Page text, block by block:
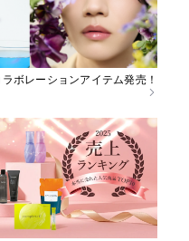
ボレーションアイテム発売！